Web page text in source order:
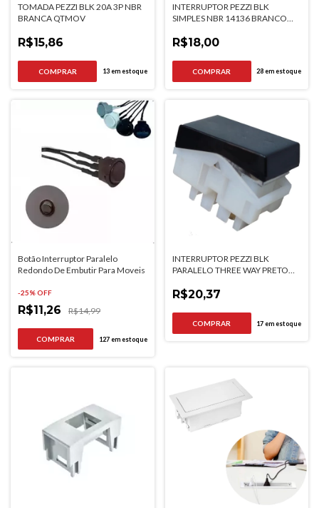
TOMADA PEZZI BLK 20A 3P NBR
BRANCA QTMOV
R$15,86
13em estoque
INTERRUPTOR PEZZI BLK
SIMPLES NBR 14136 BRANCO
R$18,00
28em estoque
Botão Interruptor Paralelo
Redondo De Embutir Para Moveis
-25% OFF
R$11,26 R$14,99
127em estoque
INTERRUPTOR PEZZI BLK
PARALELO THREE WAY PRETO
R$20,37
17em estoque